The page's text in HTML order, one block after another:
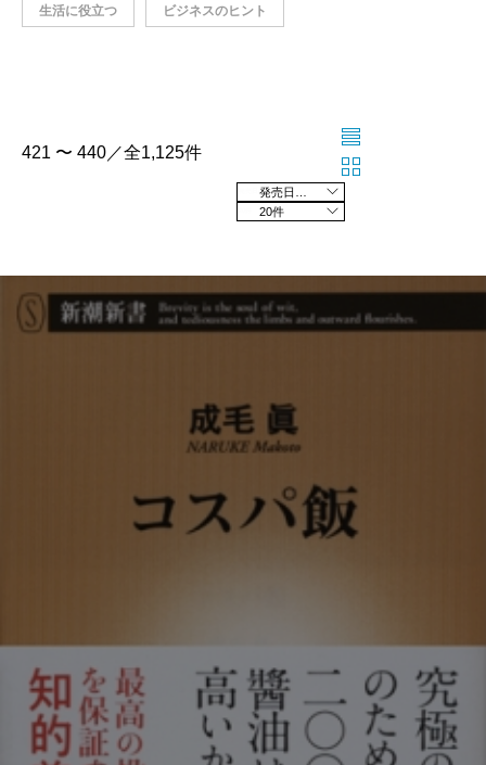
生活に役立つ ビジネスのヒント
421 〜 440／全1,125件
20件